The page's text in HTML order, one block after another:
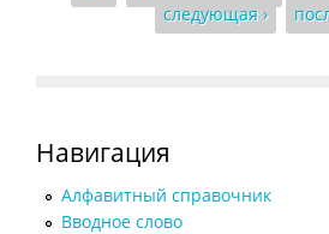
следующая ›
Навигация
Алфавитный справочник
Вводное слово